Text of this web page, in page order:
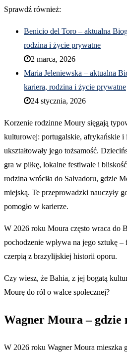
Sprawdź również:
Benicio del Toro – aktualna
rodzina i życie prywatne
2 marca, 2026
Maria Jeleniewska – aktualna
kariera, rodzina i życie prywatne
24 stycznia, 2026
Korzenie rodzinne Moury sięgają
kulturowej: portugalskie, afrykańskie i
ukształtowały jego tożsamość.
gra w piłkę, lokalne festiwale i
rodzina wróciła do Salvadoru, gdzie
miejską. Te przeprowadzki nauczyły
pomogło w karierze.
W 2026 roku Moura często wraca do
pochodzenie wpływa na jego sztukę
czerpią z brazylijskiej historii oporu.
Czy wiesz, że Bahia, z jej bogatą
Mourę do ról o walce społecznej?
Wagner Moura – gdzie
W 2026 roku Wagner Moura mieszka